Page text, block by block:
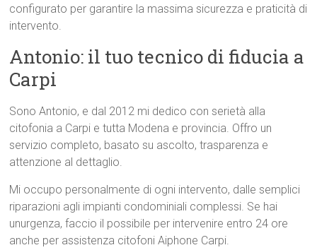
configurato per garantire la massima sicurezza e praticità di
intervento.
Antonio: il tuo tecnico di fiducia a
Carpi
Sono Antonio, e dal 2012 mi dedico con serietà alla
citofonia a Carpi e tutta Modena e provincia. Offro un
servizio completo, basato su ascolto, trasparenza e
attenzione al dettaglio.
Mi occupo personalmente di ogni intervento, dalle semplici
riparazioni agli impianti condominiali complessi. Se hai
unurgenza, faccio il possibile per intervenire entro 24 ore
anche per assistenza citofoni Aiphone Carpi.